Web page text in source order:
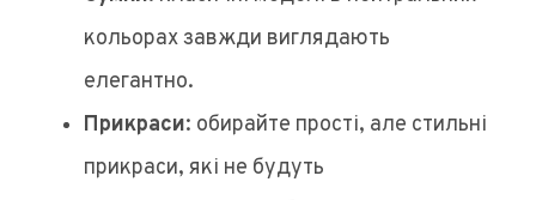
кольорах завжди виглядають
елегантно.
Прикраси: обирайте прості, але стильні
прикраси, які не будуть